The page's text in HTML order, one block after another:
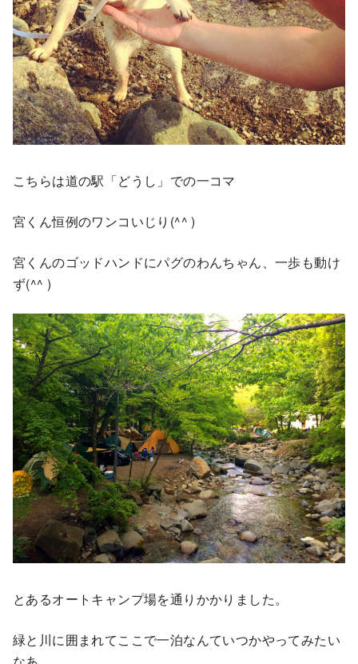
こちらは道の駅「どうし」での一コマ
宮くん恒例のワンコいじり(^^ )
宮くんのゴッドハンドにパグのわんちゃん、一歩も動け
ず(^^ )
とあるオートキャンプ場を通りかかりました。
緑と川に囲まれてここで一泊なんていつかやってみたい